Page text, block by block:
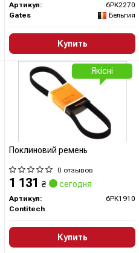
Артикул:
6PK2270
Gates
Бельгия
Купить
Поклиновий ремень
0 отзывов
1 131 ₴ сегодня
Артикул:
6PK1910
Contitech
Купить
Якісні